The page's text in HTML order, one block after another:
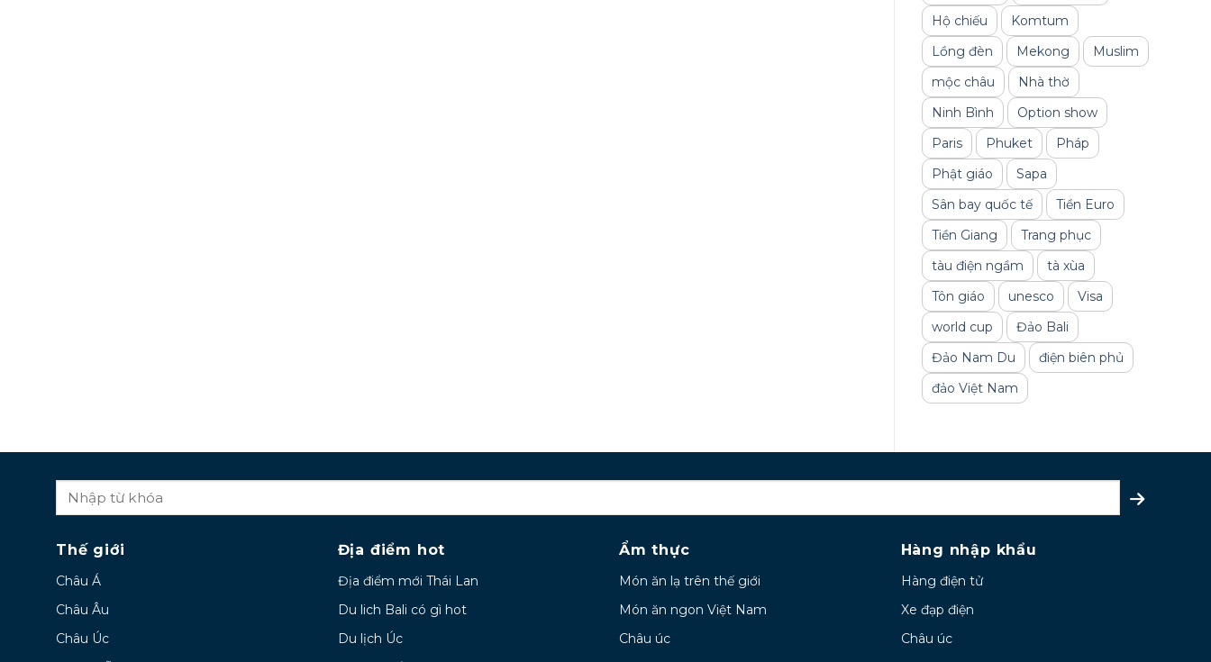
Hộ chiếu
Komtum
Lồng đèn
Mekong
Muslim
mộc châu
Nhà thờ
Ninh Bình
Option show
Paris
Phuket
Pháp
Phật giáo
Sapa
Sân bay quốc tế
Tiền Euro
Tiền Giang
Trang phục
tàu điện ngầm
tà xùa
Tôn giáo
unesco
Visa
world cup
Đảo Bali
Đảo Nam Du
điện biên phủ
đảo Việt Nam
Thế giới
Châu Á
Châu Âu
Châu Úc
Địa điểm hot
Địa điểm mới Thái Lan
Du lich Bali có gì hot
Du lịch Úc
Ẩm thực
Món ăn lạ trên thế giới
Món ăn ngon Việt Nam
Châu úc
Hàng nhập khẩu
Hàng điện tử
Xe đạp điện
Châu úc